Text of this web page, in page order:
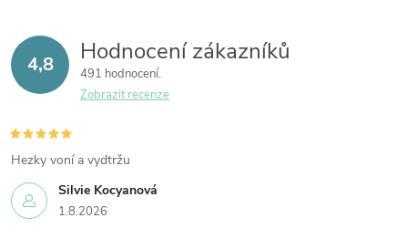
a
c
í
r
v
k
y
4,8 Hodnocení zákazníků
491 hodnocení
Zobrazit recenze
Silvie Kocyanová
1.8.2026
Hezky voní a vydtržu